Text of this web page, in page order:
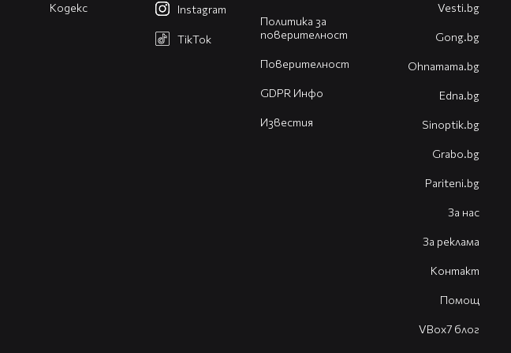
Кодекс
Политика за
поверителност
Поверителност
GDPR Инфо
Известия
Instagram
TikTok
Vesti.bg
Gong.bg
Оhnamama.bg
Edna.bg
Sinoptik.bg
Grabo.bg
Pariteni.bg
За нас
За реклама
Контакт
Помощ
VBox7 блог